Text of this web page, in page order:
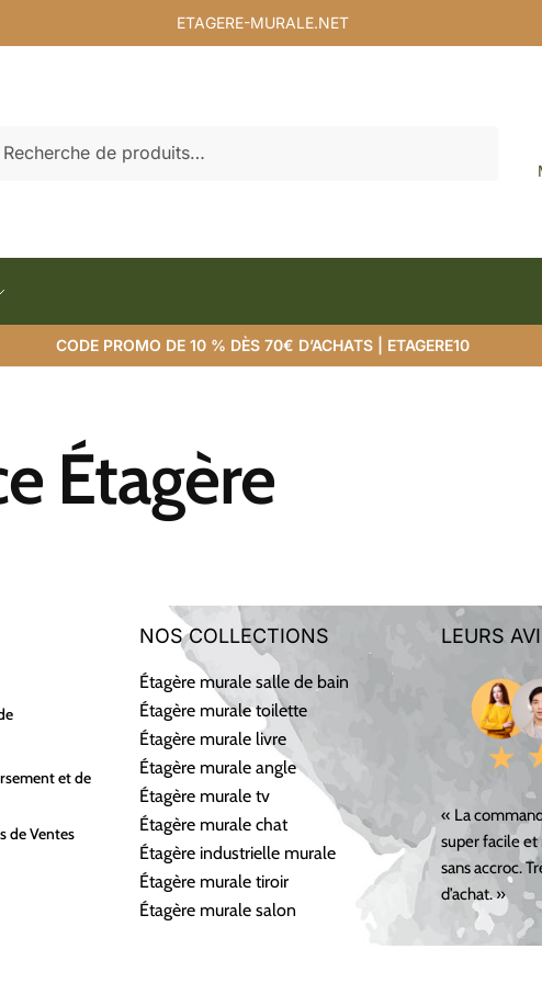
ETAGERE-MURALE.NET
CODE PROMO DE 10 % DÈS 70€ D’ACHATS | ETAGERE10
Étagère
et de
de Ventes
NOS COLLECTIONS
Étagère murale salle de bain
Étagère murale toilette
Étagère murale livre
Étagère murale angle
Étagère murale tv
Étagère murale chat
Étagère industrielle murale
Étagère murale tiroir
Étagère murale salon
LEURS
« La
super facile et
sans accroc.
d’achat. »